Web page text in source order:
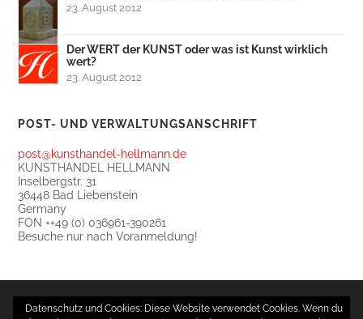
23. August 2012
Der WERT der KUNST oder was ist Kunst wirklich
wert?
23. August 2012
POST- UND VERWALTUNGSANSCHRIFT
post@kunsthandel-hellmann.de
KUNSTHANDEL HELLMANN
Inselbergstr. 31
36448 Bad Liebenstein
Germany
FON ++49 (0) 036961-390261
Besuche nur nach Voranmeldung!
Datenschutz und Cookies: Diese Website verwendet Cookies. Wenn du